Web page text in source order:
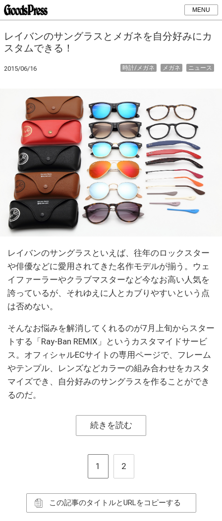
MENU
レイバンのサングラスとメガネを自分好みにカ
スタムできる！
2015/06/16 ニュース
メガネ
時計/メガネ
レイバンのサングラスといえば、往年のロックスター
や俳優などに愛用されてきた名作モデルが揃う。ウェ
イファーラーやクラブマスターなど今なお高い人気を
誇っているが、それゆえに人とカブりやすいという点
は否めない。
そんなお悩みを解消してくれるのが7月上旬からスター
トする「Ray-Ban REMIX」というカスタマイドサービ
ス。オフィシャルECサイトの専用ページで、フレーム
やテンプル、レンズなどカラーの組み合わせをカスタ
マイズでき、自分好みのサングラスを作ることができ
るのだ。
続きを読む
1 2
この記事のタイトルとURLをコピーする